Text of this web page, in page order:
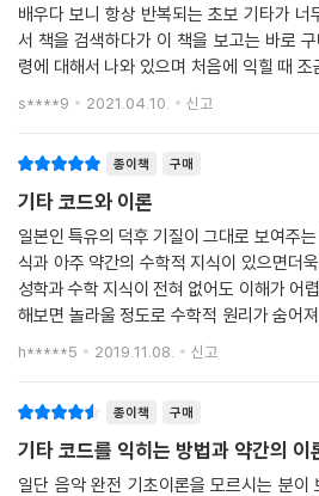
배우다 보니 항상 반복되는 초보 기타가
서 책을 검색하다가 이 책을 보고는 바로
령에 대해서 나와 있으며 처음에 익힐 때
조금 더 기타 칠 때 유령이 생긴 건 사실입
s****9 2021.04.10. 신고
종이책 구매
기타 코드와 이론
일본인 특유의 덕후 기질이 그대로 보여주
식과 아주 약간의 수학적 지식이 있으면더
성학과 수학 지식이 전혀 없어도 이해가 어
해보면 놀라울 정도로 수학적 원리가 숨어
드에 대한 지식이 있으면이 책을 접하고 조
h*****5 2019.11.08. 신고
종이책 구매
기타 코드를 익히는 방법과 약간의 이
일단 음악 완전 기초이론을 모르시는 분이